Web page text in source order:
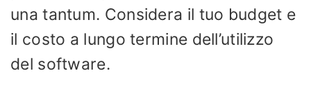
una tantum. Considera il tuo budget e
il costo a lungo termine dell’utilizzo
del software.